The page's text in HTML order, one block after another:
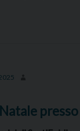
presso